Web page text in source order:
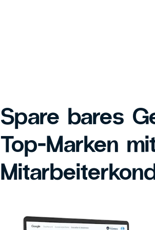
Spare bares
Top-Marken